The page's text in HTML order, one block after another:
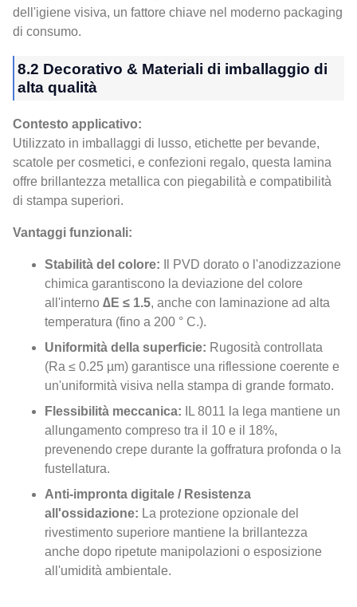
dell'igiene visiva, un fattore chiave nel moderno packaging
di consumo.
8.2 Decorativo & Materiali di imballaggio di
alta qualità
Contesto applicativo:
Utilizzato in imballaggi di lusso, etichette per bevande,
scatole per cosmetici, e confezioni regalo, questa lamina
offre brillantezza metallica con piegabilità e compatibilità
di stampa superiori.
Vantaggi funzionali:
Stabilità del colore: Il PVD dorato o l'anodizzazione
chimica garantiscono la deviazione del colore
all'interno ∆E ≤ 1.5, anche con laminazione ad alta
temperatura (fino a 200 ° C.).
Uniformità della superficie: Rugosità controllata
(Ra ≤ 0.25 µm) garantisce una riflessione coerente e
un'uniformità visiva nella stampa di grande formato.
Flessibilità meccanica: IL 8011 la lega mantiene un
allungamento compreso tra il 10 e il 18%,
prevenendo crepe durante la goffratura profonda o la
fustellatura.
Anti-impronta digitale / Resistenza
all'ossidazione: La protezione opzionale del
rivestimento superiore mantiene la brillantezza
anche dopo ripetute manipolazioni o esposizione
all'umidità ambientale.